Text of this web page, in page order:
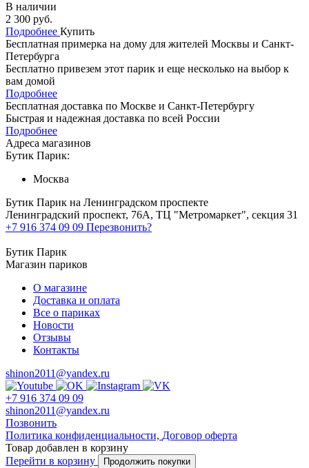
В наличии
2 300 руб.
Подробнее Купить
Бесплатная примерка на дому для жителей Москвы и Санкт-
Петербурга
Бесплатно привезем этот парик и еще несколько на выбор к
вам домой
Подробнее
Бесплатная доставка по Москве и Санкт-Петербургу
Быстрая и надежная доставка по всей России
Подробнее
Адреса магазинов
Бутик Парик:
Москва
Бутик Парик на Ленинградском проспекте
Ленинградский проспект, 76А, ТЦ "Метромаркет", секция 31
+7 916 374 09 09 Перезвонить?
Бутик Парик
Магазин париков
О магазине
Доставка и оплата
Все о париках
Новости
Отзывы
Контакты
shinon2011@yandex.ru
+7 916 374 09 09
shinon2011@yandex.ru
Позвонить
Политика конфиденциальности, Договор оферта
Товар добавлен в корзину
Перейти в корзину
Продолжить покупки